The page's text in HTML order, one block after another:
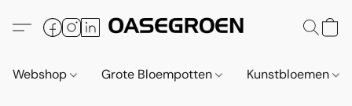
Webshop Grote Bloempotten Kunstbloemen